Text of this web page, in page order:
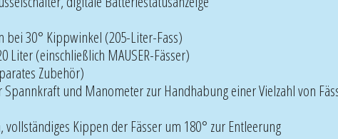
30° Kippwinkel (205-Liter-Fass)
(einschließlich MAUSER-Fässer)
Zubehör)
und Manometer zur Handhabung einer Vielzahl von
Kippen der Fässer um 180° zur Entleerung